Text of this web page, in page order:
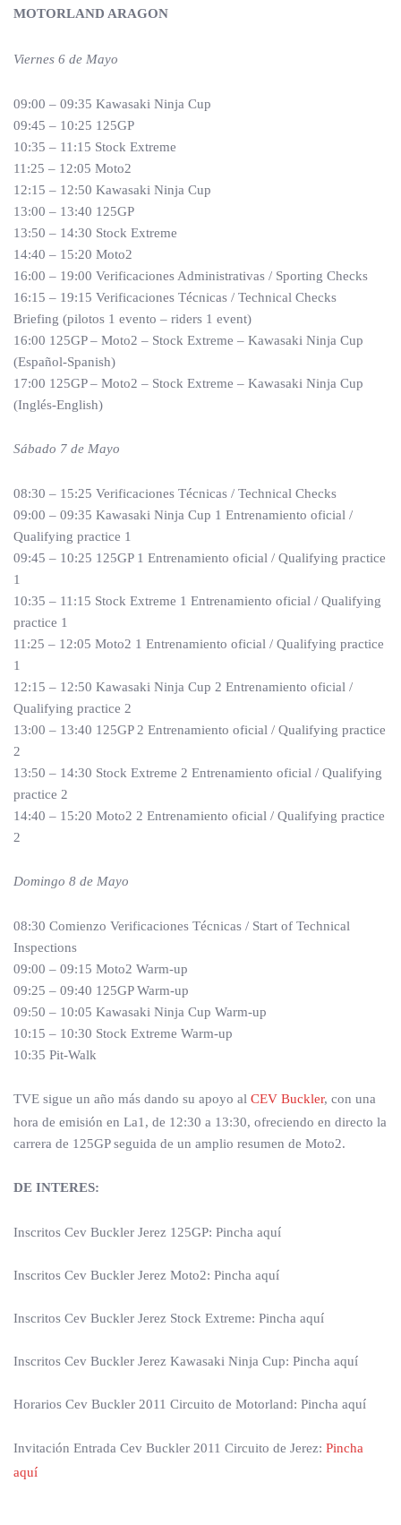
MOTORLAND ARAGON
Viernes 6 de Mayo
09:00 – 09:35 Kawasaki Ninja Cup
09:45 – 10:25 125GP
10:35 – 11:15 Stock Extreme
11:25 – 12:05 Moto2
12:15 – 12:50 Kawasaki Ninja Cup
13:00 – 13:40 125GP
13:50 – 14:30 Stock Extreme
14:40 – 15:20 Moto2
16:00 – 19:00 Verificaciones Administrativas / Sporting Checks
16:15 – 19:15 Verificaciones Técnicas / Technical Checks
Briefing (pilotos 1 evento – riders 1 event)
16:00 125GP – Moto2 – Stock Extreme – Kawasaki Ninja Cup
(Español-Spanish)
17:00 125GP – Moto2 – Stock Extreme – Kawasaki Ninja Cup
(Inglés-English)
Sábado 7 de Mayo
08:30 – 15:25 Verificaciones Técnicas / Technical Checks
09:00 – 09:35 Kawasaki Ninja Cup 1 Entrenamiento oficial /
Qualifying practice 1
09:45 – 10:25 125GP 1 Entrenamiento oficial / Qualifying practice
1
10:35 – 11:15 Stock Extreme 1 Entrenamiento oficial / Qualifying
practice 1
11:25 – 12:05 Moto2 1 Entrenamiento oficial / Qualifying practice
1
12:15 – 12:50 Kawasaki Ninja Cup 2 Entrenamiento oficial /
Qualifying practice 2
13:00 – 13:40 125GP 2 Entrenamiento oficial / Qualifying practice
2
13:50 – 14:30 Stock Extreme 2 Entrenamiento oficial / Qualifying
practice 2
14:40 – 15:20 Moto2 2 Entrenamiento oficial / Qualifying practice
2
Domingo 8 de Mayo
08:30 Comienzo Verificaciones Técnicas / Start of Technical
Inspections
09:00 – 09:15 Moto2 Warm-up
09:25 – 09:40 125GP Warm-up
09:50 – 10:05 Kawasaki Ninja Cup Warm-up
10:15 – 10:30 Stock Extreme Warm-up
10:35 Pit-Walk
TVE sigue un año más dando su apoyo al CEV Buckler, con una
hora de emisión en La1, de 12:30 a 13:30, ofreciendo en directo la
carrera de 125GP seguida de un amplio resumen de Moto2.
DE INTERES:
Inscritos Cev Buckler Jerez 125GP: Pincha aquí
Inscritos Cev Buckler Jerez Moto2: Pincha aquí
Inscritos Cev Buckler Jerez Stock Extreme: Pincha aquí
Inscritos Cev Buckler Jerez Kawasaki Ninja Cup: Pincha aquí
Horarios Cev Buckler 2011 Circuito de Motorland: Pincha aquí
Invitación Entrada Cev Buckler 2011 Circuito de Jerez: Pincha
aquí